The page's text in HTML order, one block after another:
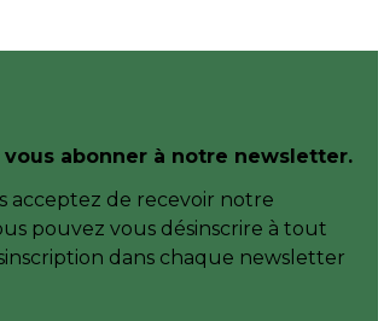
abonner à notre newsletter.
acceptez de recevoir notre
pouvez vous désinscrire à tout
dans chaque newsletter